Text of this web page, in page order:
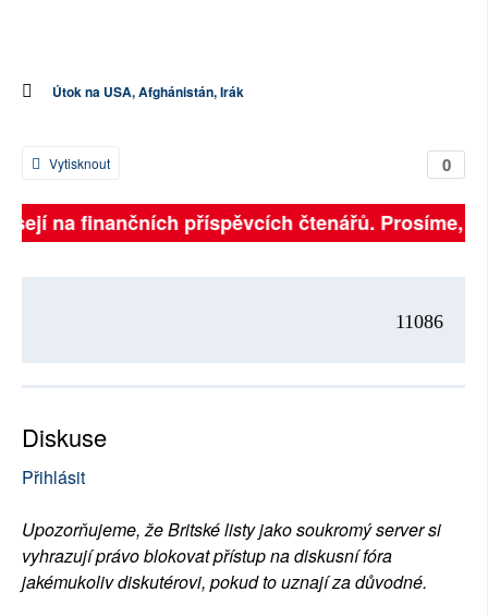
Útok na USA, Afghánistán, Irák
0
Vytisknout
na finančních příspěvcích čtenářů. Prosíme,
11086
Diskuse
Přihlásit
Upozorňujeme, že Britské listy jako soukromý server si
vyhrazují právo blokovat přístup na diskusní fóra
jakémukoliv diskutérovi, pokud to uznají za důvodné.